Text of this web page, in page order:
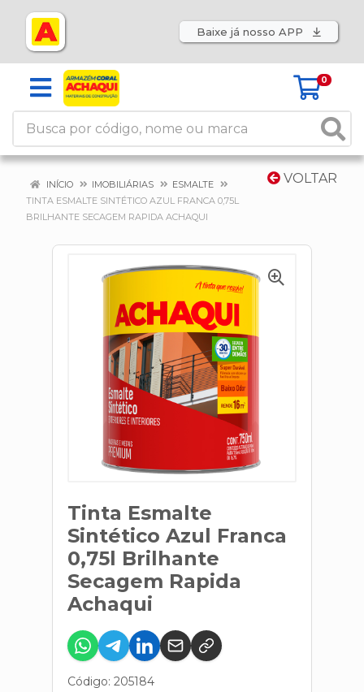
Baixe já nosso APP
0
VOLTAR
INÍCIO IMOBILIÁRIAS
ESMALTE
TINTA ESMALTE SINTÉTICO AZUL FRANCA 0,75L
BRILHANTE SECAGEM RAPIDA ACHAQUI
Tinta Esmalte
Sintético Azul Franca
0,75l Brilhante
Secagem Rapida
Achaqui
Código: 205184